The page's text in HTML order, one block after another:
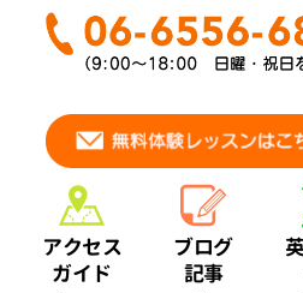
アクセス
ガイド
ブログ
記事